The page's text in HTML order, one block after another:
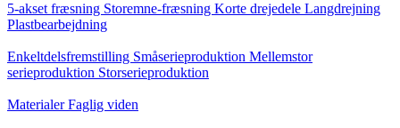
5-akset fræsning Storemne-fræsning Korte drejedele Langdrejning
Plastbearbejdning
Enkeltdelsfremstilling Småserieproduktion Mellemstor
serieproduktion Storserieproduktion
MaterialerFaglig viden